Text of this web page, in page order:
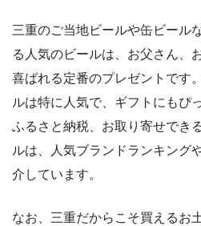
三重のご当地ビールや缶ビール
る人気のビールは、お父さん、
喜ばれる定番のプレゼントです
ルは特に人気で、ギフトにもぴ
ふるさと納税、お取り寄せでき
ルは、人気ブランドランキング
介しています。
なお、三重だからこそ買えるお